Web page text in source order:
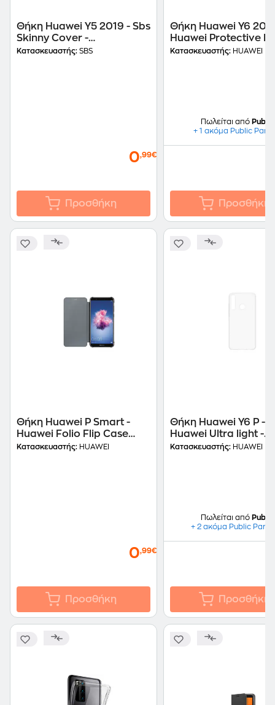
Θήκη Huawei Y5 2019 - Sbs
Skinny Cover -
Transparent
Κατασκευαστής: SBS
0,99€
Προσθήκη
Θήκη Huawei Y6
Huawei Protective
Transparent
Κατασκευαστής: HUAWEI
Πωλείται από Public
+ 1 ακόμα Public
Προσθήκη
Θήκη Huawei P Smart -
Huawei Folio Flip Case
Μαύρο
Κατασκευαστής: HUAWEI
0,99€
Προσθήκη
Θήκη Huawei Y6 P -
Huawei Ultra light -
Transparent
Κατασκευαστής: HUAWEI
Πωλείται από Public
+ 2 ακόμα Public
Προσθήκη